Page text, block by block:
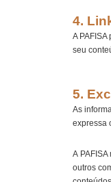
4.
A
seu
5.
As
expressa
A
outros